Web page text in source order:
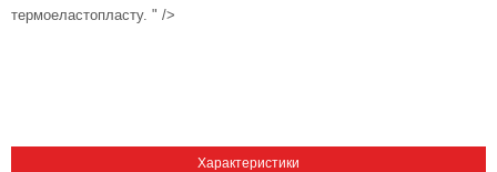
термоеластопласту. " />
Характеристики